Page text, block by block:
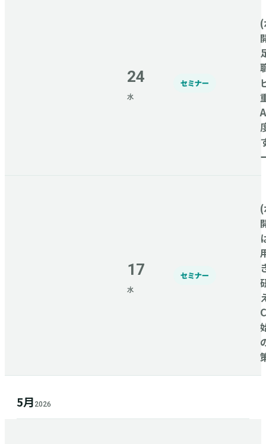
24
水
セミナー
17
水
セミナー
5月 2026